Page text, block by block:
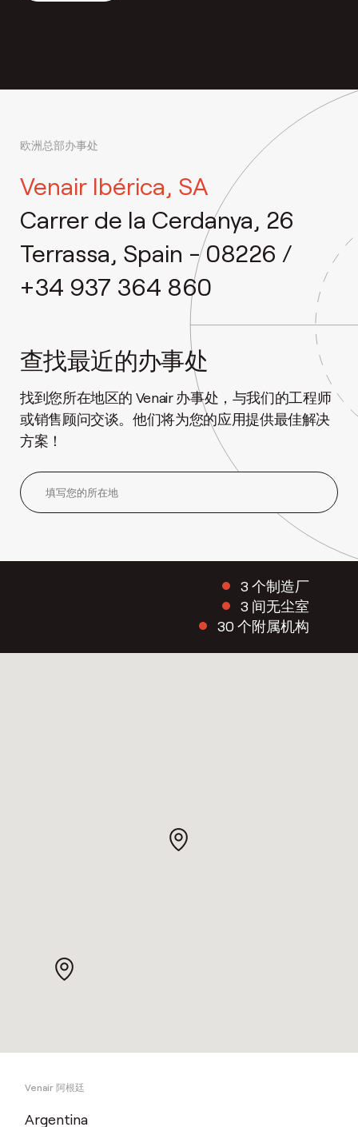
欧洲总部办事处
Venair Ibérica, SA
Carrer de la Cerdanya, 26
Terrassa, Spain - 08226 /
+34 937 364 860
查找最近的办事处
找到您所在地区的 Venair 办事处，与我们的工程师
或销售顾问交谈。他们将为您的应用提供最佳解决
方案！
3 个制造厂
3 间无尘室
30 个附属机构
Venair 阿根廷
Argentina